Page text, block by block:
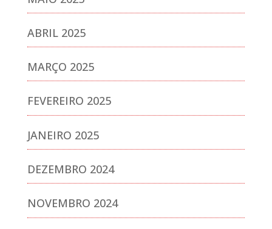
ABRIL 2025
MARÇO 2025
FEVEREIRO 2025
JANEIRO 2025
DEZEMBRO 2024
NOVEMBRO 2024